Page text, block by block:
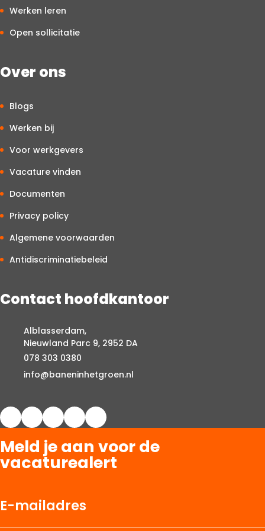
Werken leren
Open sollicitatie
Over ons
Blogs
Werken bij
Voor werkgevers
Vacature vinden
Documenten
Privacy policy
Algemene voorwaarden
Antidiscriminatiebeleid
Contact hoofdkantoor
Alblasserdam,
Nieuwland Parc 9, 2952 DA
078 303 0380
info@baneninhetgroen.nl
Meld je aan voor de
vacaturealert